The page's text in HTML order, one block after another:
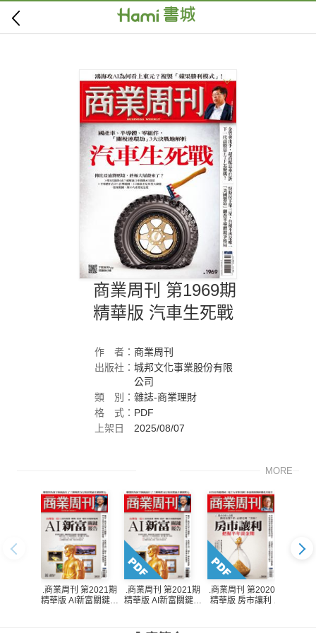
商業周刊 第1969期
精華版 汽車生死戰
作 者：商業周刊
出版社：城邦文化事業股份有限
公司
類
別：雜誌-商業理財
格
式： PDF
上架日
2025/08/07
MORE
.商業周刊 第2021期
精華版 AI新富關鍵報
.商業周刊 第2021期
精華版 AI新富關鍵報
.商業周刊 第2020期
精華版 房市讓利 把